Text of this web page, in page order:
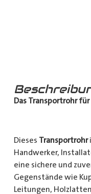
Das Transportrohr für
Dieses Transportrohr
Handwerker,
eine sichere und
Gegenstände wie
Leitungen,